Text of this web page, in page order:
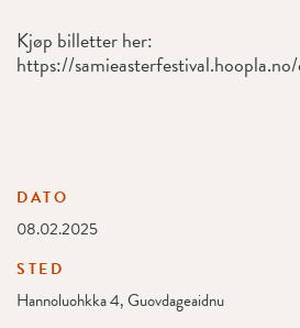
Kjøp billetter her:
https://
DATO
08.02.2025
STED
Hannoluohkka 4, Guovdageaidnu